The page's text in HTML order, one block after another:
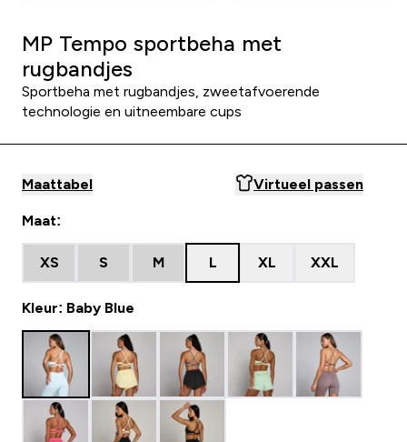
MP Tempo sportbeha met
rugbandjes
Sportbeha met rugbandjes, zweetafvoerende
technologie en uitneembare cups
Maattabel Virtueel passen
Maat:
XS S M L XL XXL
Kleur: Baby Blue